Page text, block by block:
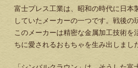
富士プレス工業は、昭和の時代に日本
していたメーカーの一つです。戦後の
このメーカーは精密な金属加工技術を
ちに愛されるおもちゃを生み出しまし